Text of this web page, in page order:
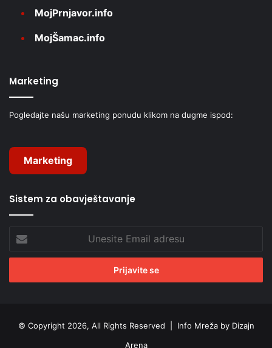
MojPrnjavor.info
MojŠamac.info
Marketing
Pogledajte našu marketing ponudu klikom na dugme ispod:
Marketing
Sistem za obavještavanje
Email
adresu
© Copyright 2026, All Rights Reserved | Info Mreža by Dizajn
Arena